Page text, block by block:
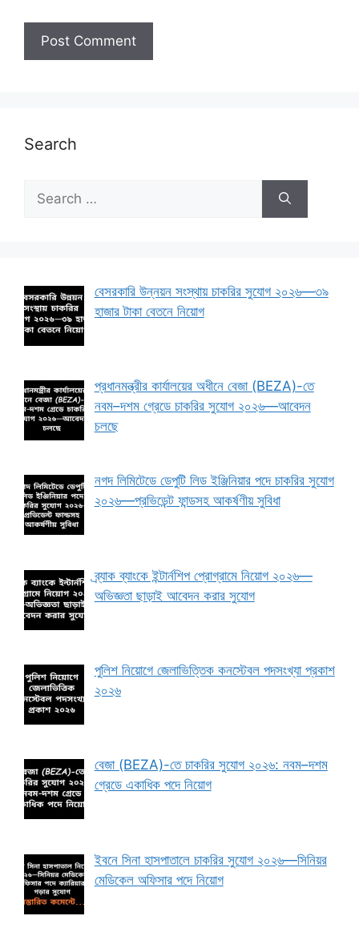
Search
for:
বেসরকারি উন্নয়ন সংস্থায় চাকরির সুযোগ ২০২৬—৩৯
হাজার টাকা বেতনে নিয়োগ
প্রধানমন্ত্রীর কার্যালয়ের অধীনে বেজা (BEZA)-তে
নবম–দশম গ্রেডে চাকরির সুযোগ ২০২৬—আবেদন
চলছে
নগদ লিমিটেডে ডেপুটি লিড ইঞ্জিনিয়ার পদে চাকরির সুযোগ
২০২৬—প্রভিডেন্ট ফান্ডসহ আকর্ষণীয় সুবিধা
ব্র্যাক ব্যাংকে ইন্টার্নশিপ প্রোগ্রামে নিয়োগ ২০২৬—
অভিজ্ঞতা ছাড়াই আবেদন করার সুযোগ
পুলিশ নিয়োগে জেলাভিত্তিক কনস্টেবল পদসংখ্যা প্রকাশ
২০২৬
বেজা (BEZA)-তে চাকরির সুযোগ ২০২৬: নবম–দশম
গ্রেডে একাধিক পদে নিয়োগ
ইবনে সিনা হাসপাতালে চাকরির সুযোগ ২০২৬—সিনিয়র
মেডিকেল অফিসার পদে নিয়োগ